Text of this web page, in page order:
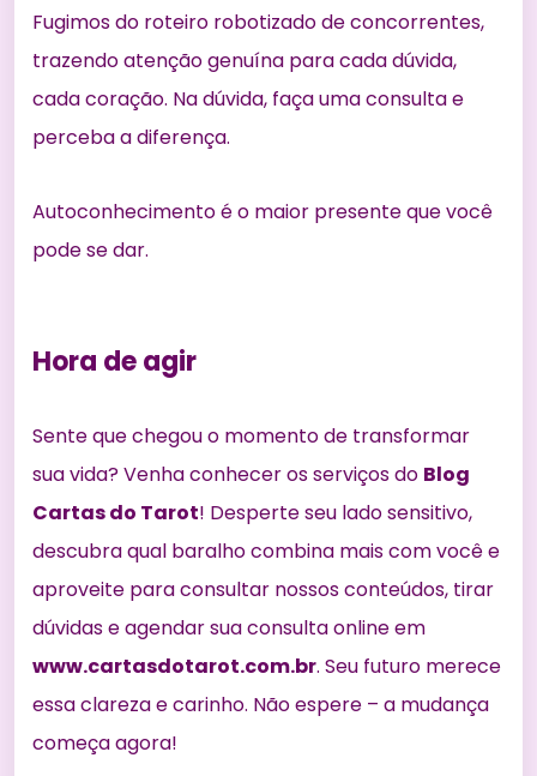
Fugimos do roteiro robotizado de concorrentes,
trazendo atenção genuína para cada dúvida,
cada coração. Na dúvida, faça uma consulta e
perceba a diferença.
Autoconhecimento é o maior presente que você
pode se dar.
Hora de agir
Sente que chegou o momento de transformar
sua vida? Venha conhecer os serviços do Blog
Cartas do Tarot! Desperte seu lado sensitivo,
descubra qual baralho combina mais com você e
aproveite para consultar nossos conteúdos, tirar
dúvidas e agendar sua consulta online em
www.cartasdotarot.com.br. Seu futuro merece
essa clareza e carinho. Não espere – a mudança
começa agora!